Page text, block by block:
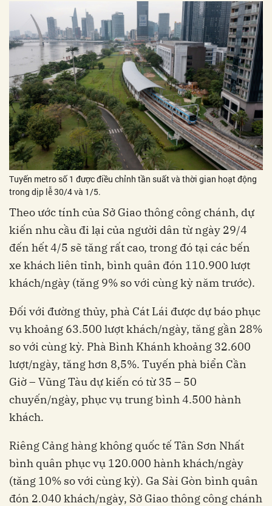
Tuyến metro số 1 được điều chỉnh tần suất và thời gian hoạt động
trong dịp lễ 30/4 và 1/5.
Theo ước tính của Sở Giao thông công chánh, dự
kiến nhu cầu đi lại của người dân từ ngày 29/4
đến hết 4/5 sẽ tăng rất cao, trong đó tại các bến
xe khách liên tỉnh, bình quân đón 110.900 lượt
khách/ngày (tăng 9% so với cùng kỳ năm trước).
Đối với đường thủy, phà Cát Lái được dự báo phục
vụ khoảng 63.500 lượt khách/ngày, tăng gần 28%
so với cùng kỳ. Phà Bình Khánh khoảng 32.600
lượt/ngày, tăng hơn 8,5%. Tuyến phà biển Cần
Giờ – Vũng Tàu dự kiến có từ 35 – 50
chuyến/ngày, phục vụ trung bình 4.500 hành
khách.
Riêng Cảng hàng không quốc tế Tân Sơn Nhất
bình quân phục vụ 120.000 hành khách/ngày
(tăng 10% so với cùng kỳ). Ga Sài Gòn bình quân
đón 2.040 khách/ngày, Sở Giao thông công chánh